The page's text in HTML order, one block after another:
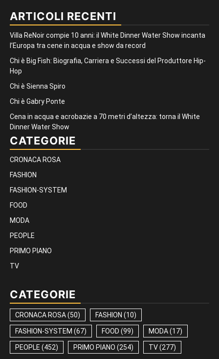
ARTICOLI RECENTI
Villa ReNoir compie 10 anni: il White Dinner Water Show incanta
l’Europa tra cene in acqua e show da record
Chi è Big Fish: Biografia, Carriera e Successi del Produttore Hip-
Hop
Chi è Sienna Spiro
Chi è Gabry Ponte
Cena in acqua e acrobazie a 70 metri d’altezza: torna il White
Dinner Water Show
CATEGORIE
CRONACA ROSA
FASHION
FASHION-SYSTEM
FOOD
MODA
PEOPLE
PRIMO PIANO
TV
CATEGORIE
CRONACA ROSA(50) FASHION (10)
FASHION-SYSTEM (67) FOOD (99) MODA(17)
PEOPLE (452) PRIMO PIANO (254) TV(277)